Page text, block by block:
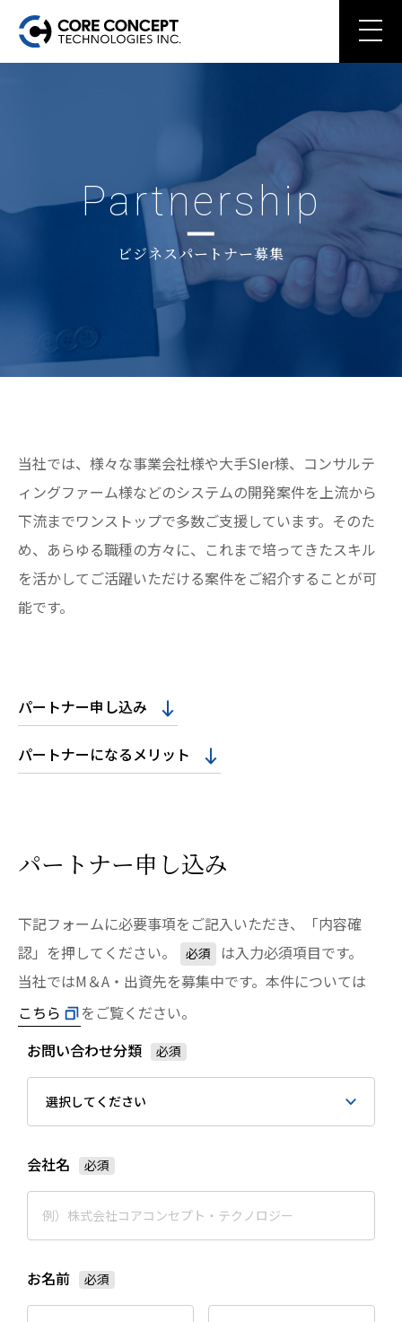
Partnership
ビジネスパートナー募集
当社では、様々な事業会社様や大手SIer様、コンサルテ
ィングファーム様などのシステムの開発案件を上流から
下流までワンストップで多数ご支援しています。そのた
め、あらゆる職種の方々に、これまで培ってきたスキル
を活かしてご活躍いただける案件をご紹介することが可
能です。
パートナー申し込み
パートナーになるメリット
パートナー申し込み
下記フォームに必要事項をご記入いただき、「内容確
認」を押してください。
必須
は入力必須項目です。
当社ではM＆A・出資先を募集中です。本件については
こちら
をご覧ください。